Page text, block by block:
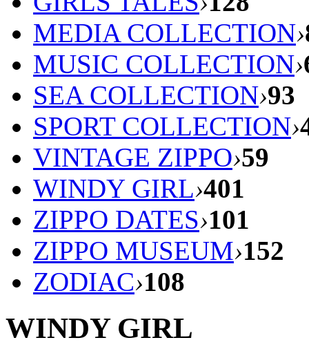
MEDIA COLLECTION›
MUSIC COLLECTION›
SEA COLLECTION›93
SPORT COLLECTION›
VINTAGE ZIPPO›59
WINDY GIRL›401
ZIPPO DATES›101
ZIPPO MUSEUM›152
ZODIAC›108
WINDY GIRL